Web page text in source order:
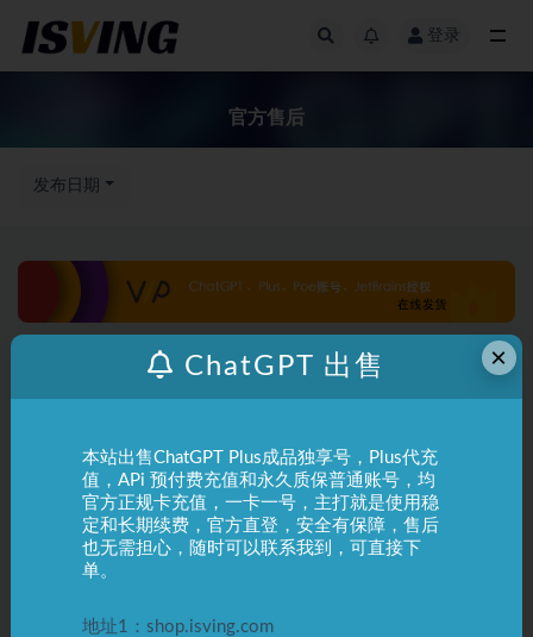
登录
官方售后
发布日期
ChatGPT 使用指南
ChatGPT普通账号 被封说明及
×
ChatGPT 出售
本站出售ChatGPT Plus成品独享号，Plus代充
值，APi 预付费充值和永久质保普通账号，均
官方正规卡充值，一卡一号，主打就是使用稳
定和长期续费，官方直登，安全有保障，售后
也无需担心，随时可以联系我到，可直接下
单。
地址1：shop.isving.com